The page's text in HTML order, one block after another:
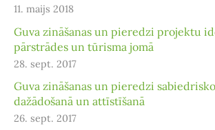
11. maijs 2018
Guva zināšanas un pieredzi projektu
pārstrādes un tūrisma jomā
28. sept. 2017
Guva zināšanas un pieredzi
dažādošanā un attīstīšanā
26. sept. 2017